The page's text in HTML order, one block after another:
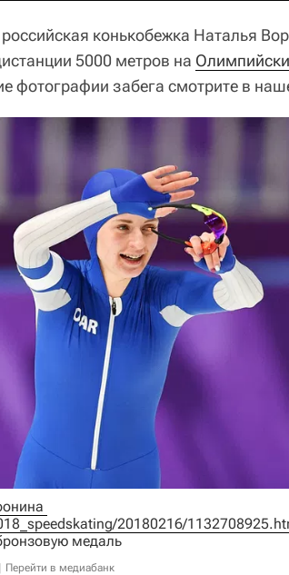
конькобежка Наталья
5000 метров на
фотографии забега смотрите в
20180216/
медаль
Перейти в медиабанк